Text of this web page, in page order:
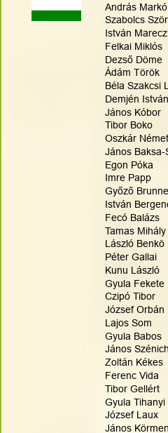
András Markó
Szabolcs
István
Felkai Miklós
Dezső Döme
Ádám Török
Béla Szakcsi
Demjén István
János Kóbor
Tibor Boko
Oszkár
János Baksa-
Egon Póka
Imre Papp
Győző
István
Fecó Balázs
Tamas Mihály
László Benkö
Péter Gallai
Kunu László
Gyula Fekete
Czipó Tibor
József Orbán
Lajos Som
Gyula Babos
János Szénich
Zoltán Kékes
Ferenc Vida
Tibor Gellért
Gyula Tihanyi
József Laux
János